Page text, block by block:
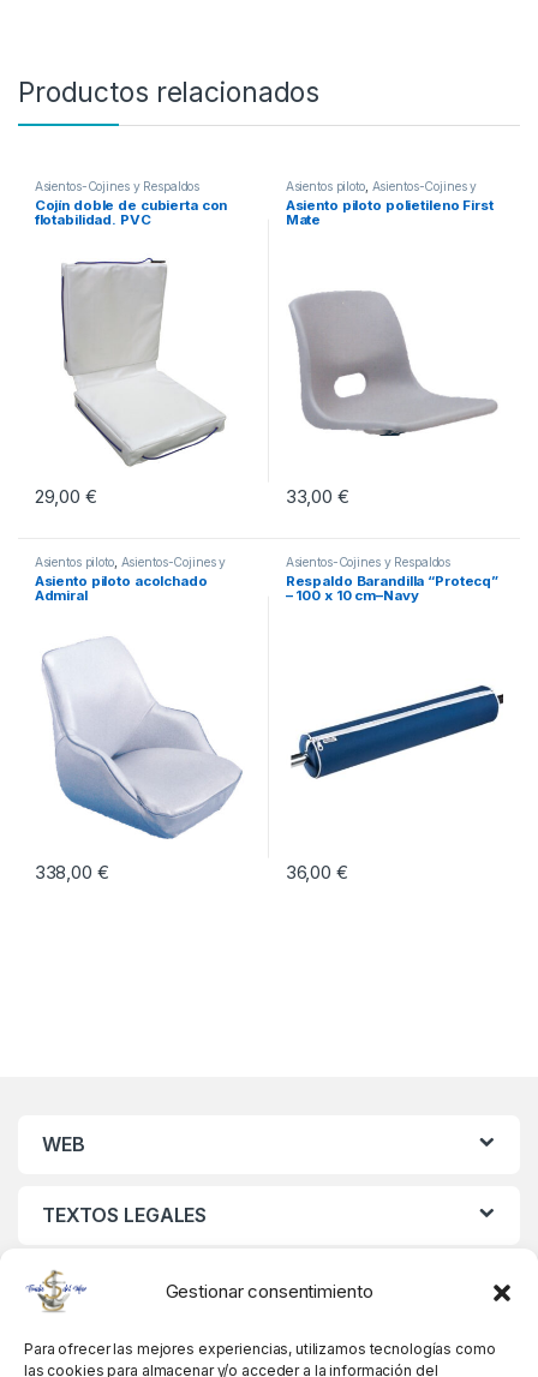
Gestionar consentimiento
Para ofrecer las mejores experiencias, utilizamos tecnologías como
las cookies para almacenar y/o acceder a la información del
Productos relacionados
Asientos-Cojines y Respaldos
Cojín doble de cubierta con
flotabilidad. PVC
29,00 €
Asientos piloto, Asientos-Cojines y
Respaldos
Asiento piloto polietileno First
Mate
33,00 €
Asientos piloto, Asientos-Cojines y
Respaldos
Asiento piloto acolchado
Admiral
338,00 €
Asientos-Cojines y Respaldos
Respaldo Barandilla “Protecq”
– 100 x 10 cm–Navy
36,00 €
WEB
TEXTOS LEGALES
MIS DATOS